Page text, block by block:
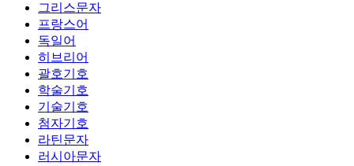
그리스문자
프랑스어
독일어
히브리어
괄호기호
학술기호
기술기호
첨자기호
라틴문자
러시아문자